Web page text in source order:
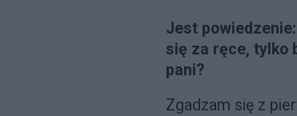
Jest
się za ręce, tylko
pani?
Zgadzam się z